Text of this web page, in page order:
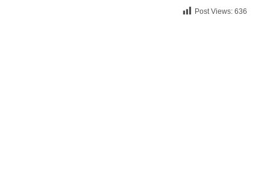
Post Views: 636